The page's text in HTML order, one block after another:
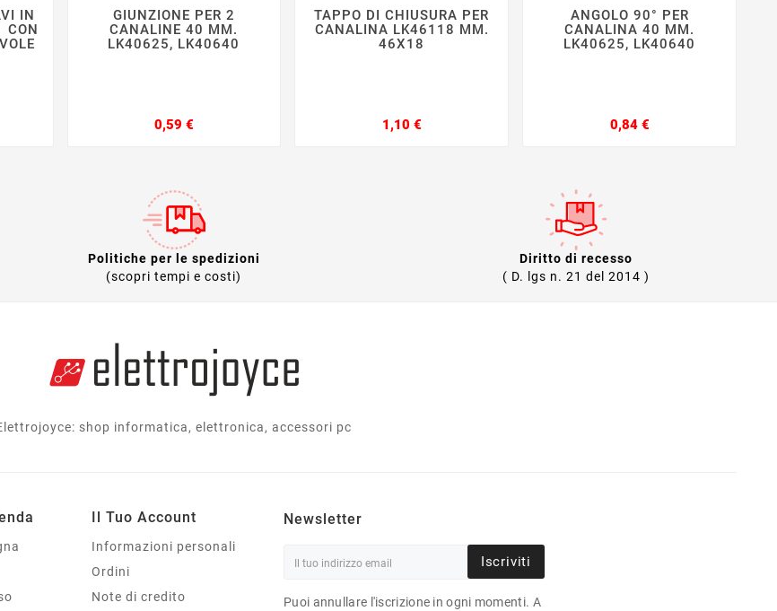

IN
   
GIUNZIONE PER 2
CANALINE 40 MM.
LK40625, LK40640
0,59 €Prezzo
   
TAPPO DI CHIUSURA PER
CANALINA LK46118 MM.
46X18
1,10 €Prezzo
   
ANGOLO 90° PER
CANALINA 40 MM.
LK40625, LK40640
0,84 €Prezzo
Politiche per le spedizioni
(scopri tempi e costi)
Diritto di recesso
( D. lgs n. 21 del 2014 )
shop informatica, elettronica, accessori pc
Il Tuo Account
Informazioni personali
Ordini
Note di credito
Newsletter
Iscriviti
Puoi annullare l'iscrizione in ogni momenti. A